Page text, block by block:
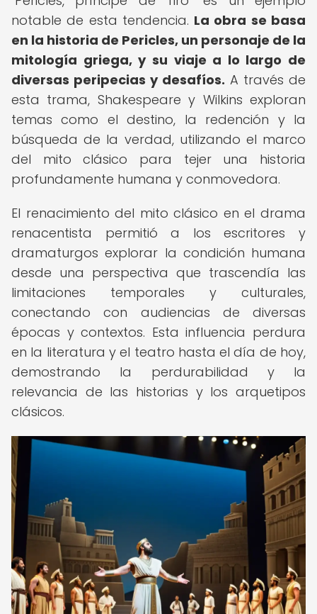
notable de esta tendencia. La obra se basa
en la historia de Pericles, un personaje de la
mitología griega, y su viaje a lo largo de
diversas peripecias y desafíos. A través de
esta trama, Shakespeare y Wilkins exploran
temas como el destino, la redención y la
búsqueda de la verdad, utilizando el marco
del mito clásico para tejer una historia
profundamente humana y conmovedora.
El renacimiento del mito clásico en el drama
renacentista permitió a los escritores y
dramaturgos explorar la condición humana
desde una perspectiva que trascendía las
limitaciones temporales y culturales,
conectando con audiencias de diversas
épocas y contextos. Esta influencia perdura
en la literatura y el teatro hasta el día de hoy,
demostrando la perdurabilidad y la
relevancia de las historias y los arquetipos
clásicos.